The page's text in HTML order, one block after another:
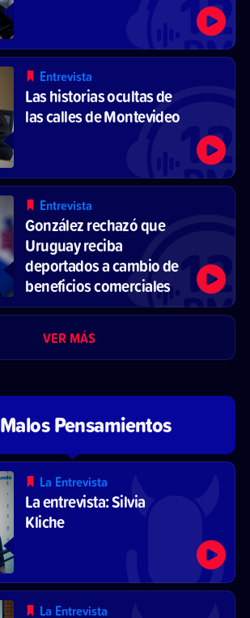
Entrevista
Las historias ocultas de
las calles de Montevideo
Entrevista
González rechazó que
Uruguay reciba
deportados a cambio de
beneficios comerciales
VER MÁS
Malos Pensamientos
La Entrevista
La entrevista: Silvia
Kliche
La Entrevista